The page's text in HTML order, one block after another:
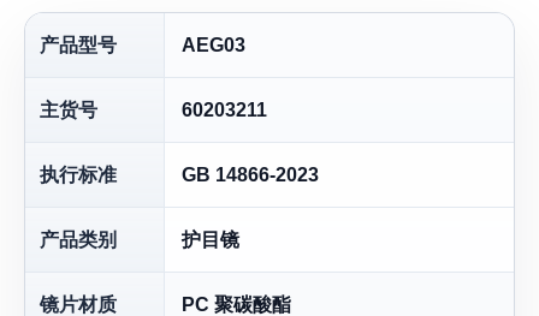
产品型号 AEG03
主货号 60203211
执行标准 GB 14866-2023
产品类别 护目镜
镜片材质 PC 聚碳酸酯